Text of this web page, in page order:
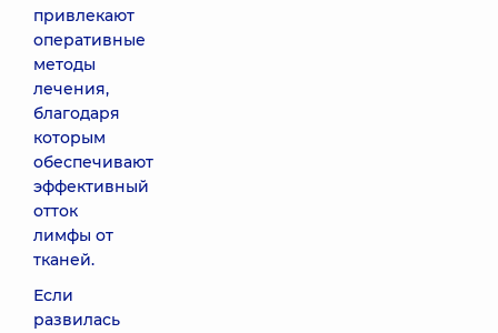
привлекают
оперативные
методы
лечения,
благодаря
которым
обеспечивают
эффективный
отток
лимфы от
тканей.
Если
развилась